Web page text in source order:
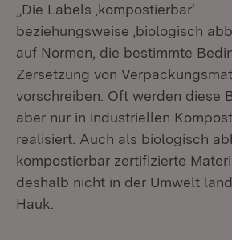
„Die Labels ,kompostierbar‘
beziehungsweise ,biologisch
auf Normen, die bestimmte
Zersetzung von
vorschreiben. Oft werden diese
aber nur in industriellen
realisiert. Auch als biologisch
kompostierbar zertifizierte
deshalb nicht in der Umwelt
Hauk.